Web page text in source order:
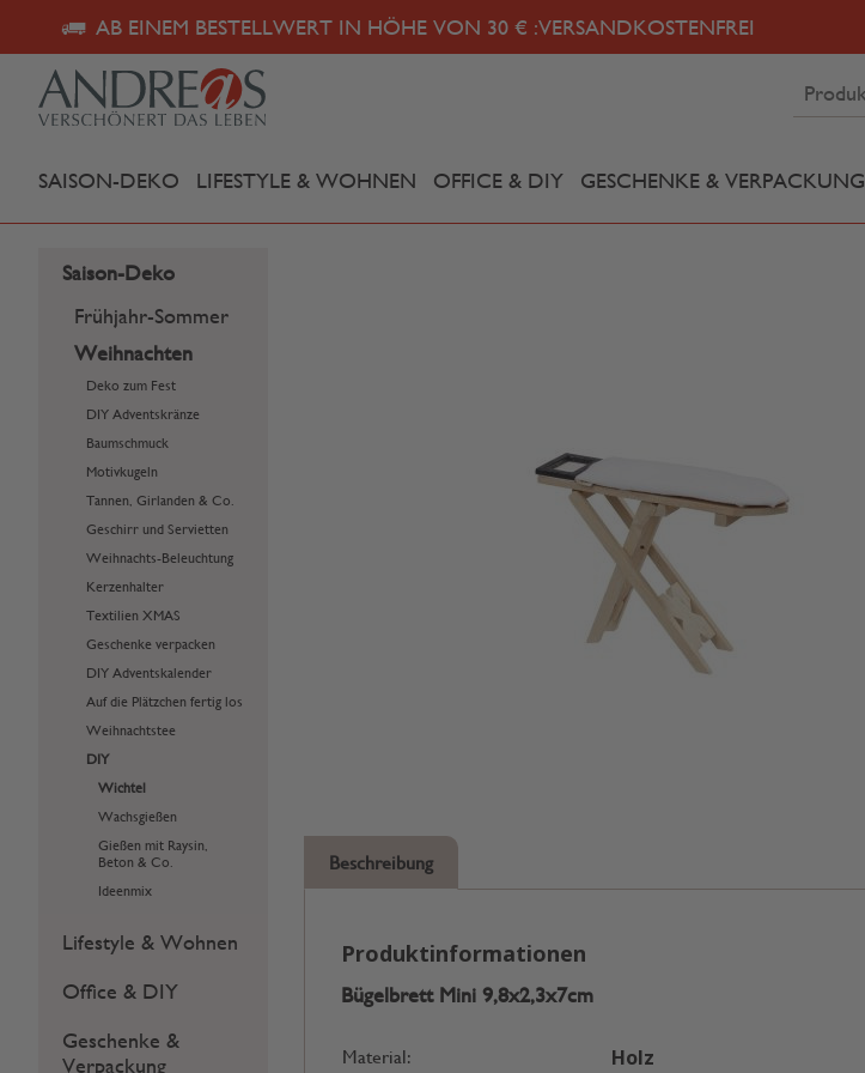
AB EINEM BESTELLWERT IN HÖHE VON 30 € :VERSANDKOSTENFREI
SAISON-DEKO LIFESTYLE & WOHNEN OFFICE & DIY GESCHENKE & VERPACKUNG
Saison-Deko
Frühjahr-Sommer
Weihnachten
Deko zum Fest
DIY Adventskränze
Baumschmuck
Motivkugeln
Tannen, Girlanden & Co.
Geschirr und Servietten
Weihnachts-Beleuchtung
Kerzenhalter
Textilien XMAS
Geschenke verpacken
DIY Adventskalender
Auf die Plätzchen fertig los
Weihnachtstee
DIY
Wichtel
Wachsgießen
Gießen mit Raysin,
Beton & Co.
Ideenmix
Lifestyle & Wohnen
Office & DIY
Geschenke &
Verpackung
Beschreibung
Produktinformationen
Bügelbrett Mini 9,8x2,3x7cm
Material: Holz